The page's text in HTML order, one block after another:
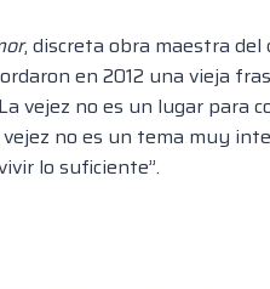
, discreta obra maestra
en 2012 una vieja
vejez no es un lugar para
vejez no es un tema muy
lo suficiente”.